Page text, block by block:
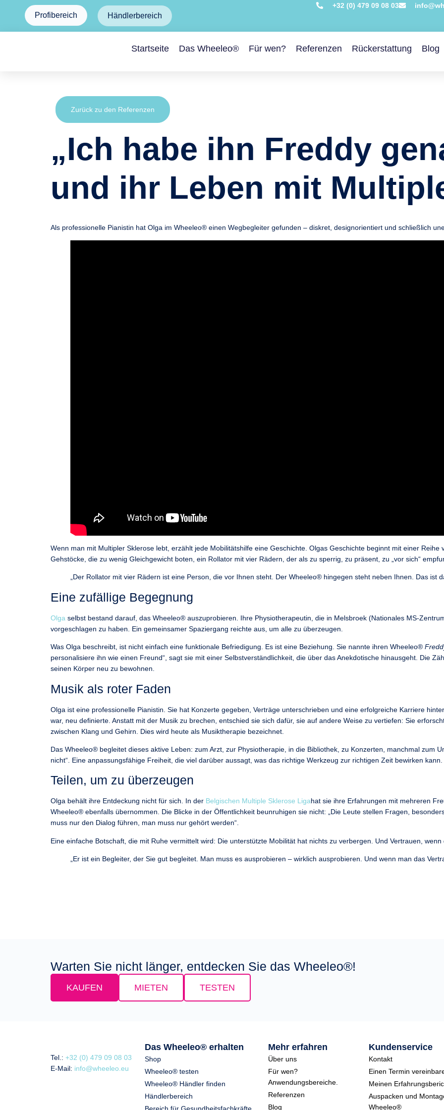
Profibereich Händlerbereich
+32 (0) 479 09 08 03
Startseite Das Wheeleo® Für wen? Referenzen Rückerstattung Blog
Zurück zu den Referenzen
„Ich habe ihn Freddy
und ihr Leben mit
Als professionelle Pianistin hat Olga im Wheeleo® einen Wegbegleiter gefunden – diskret, designorientiert und schließlich
Wenn man mit Multipler Sklerose lebt, erzählt jede Mobilitätshilfe eine Geschichte. Olgas Geschichte beginnt mit einer Reihe
Gehstöcke, die zu wenig Gleichgewicht boten, ein Rollator mit vier Rädern, der als zu sperrig, zu präsent, zu „vor sich“
„Der Rollator mit vier Rädern ist eine Person, die vor Ihnen steht. Der Wheeleo® hingegen steht neben Ihnen. Das ist
Eine zufällige Begegnung
Olga selbst bestand darauf, das Wheeleo® auszuprobieren. Ihre Physiotherapeutin, die in Melsbroek (Nationales MS-
vorgeschlagen zu haben. Ein gemeinsamer Spaziergang reichte aus, um alle zu überzeugen.
Was Olga beschreibt, ist nicht einfach eine funktionale Befriedigung. Es ist eine Beziehung. Sie nannte ihren Wheeleo®
personalisiere ihn wie einen Freund“, sagt sie mit einer Selbstverständlichkeit, die über das Anekdotische hinausgeht. Die
seinen Körper neu zu bewohnen.
Musik als roter Faden
Olga ist eine professionelle Pianistin. Sie hat Konzerte gegeben, Verträge unterschrieben und eine erfolgreiche Karriere
war, neu definierte. Anstatt mit der Musik zu brechen, entschied sie sich dafür, sie auf andere Weise zu vertiefen: Sie
zwischen Klang und Gehirn. Dies wird heute als Musiktherapie bezeichnet.
Das Wheeleo® begleitet dieses aktive Leben: zum Arzt, zur Physiotherapie, in die Bibliothek, zu Konzerten, manchmal zum
nicht“. Eine anpassungsfähige Freiheit, die viel darüber aussagt, was das richtige Werkzeug zur richtigen Zeit bewirken kann.
Teilen, um zu überzeugen
Olga behält ihre Entdeckung nicht für sich. In der Belgischen Multiple Sklerose Ligahat sie ihre Erfahrungen mit mehreren
Wheeleo® ebenfalls übernommen. Die Blicke in der Öffentlichkeit beunruhigen sie nicht: „Die Leute stellen Fragen,
muss nur den Dialog führen, man muss nur gehört werden“.
Eine einfache Botschaft, die mit Ruhe vermittelt wird: Die unterstützte Mobilität hat nichts zu verbergen. Und Vertrauen,
„Er ist ein Begleiter, der Sie gut begleitet. Man muss es ausprobieren – wirklich ausprobieren. Und wenn man das
Warten Sie nicht länger, entdecken Sie das Wheeleo®!
KAUFEN MIETEN TESTEN
Tel.: +32 (0) 479 09 08 03
E-Mail: info@wheeleo.eu
Das Wheeleo® erhalten
Shop
Wheeleo® testen
Wheeleo® Händler finden
Händlerbereich
Bereich für Gesundheitsfachkräfte
Mehr erfahren
Über uns
Für wen?
Anwendungsbereiche.
Referenzen
Blog
Kundenservice
Kontakt
Einen Termin
Meinen
Auspacken und
Wheeleo®